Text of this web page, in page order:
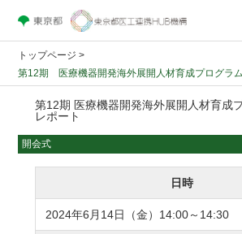
トップページ >
第12期 医療機器開発海外展開人材育成プログラ
第12期 医療機器開発海外展開人材育
レポート
開会式
日時
2024年6月14日（金）14:00～14:30